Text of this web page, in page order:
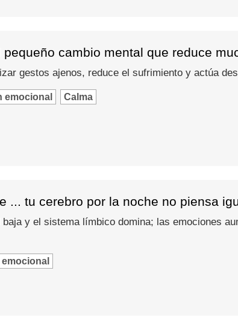
cambio mental que reduce
gestos ajenos, reduce el sufrimiento y actúa
emocional Calma
... tu cerebro por la noche no piensa
y el sistema límbico domina; las emociones